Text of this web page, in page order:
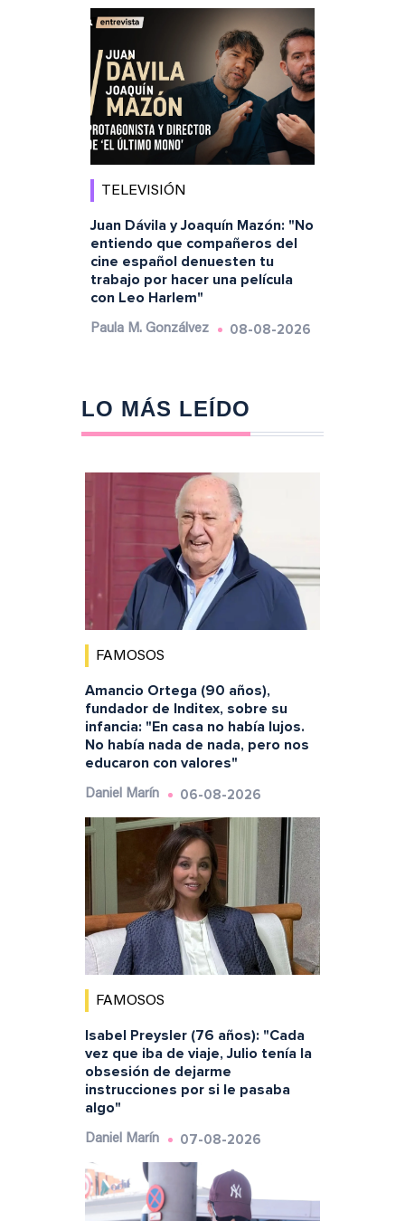
TELEVISIÓN
Juan Dávila y Joaquín Mazón: "No
entiendo que compañeros del
cine español denuesten tu
trabajo por hacer una película
con Leo Harlem"
Paula M. Gonzálvez 08-08-2026
LO MÁS LEÍDO
FAMOSOS
Amancio Ortega (90 años),
fundador de Inditex, sobre su
infancia: "En casa no había lujos.
No había nada de nada, pero nos
educaron con valores"
Daniel Marín 06-08-2026
FAMOSOS
Isabel Preysler (76 años): "Cada
vez que iba de viaje, Julio tenía la
obsesión de dejarme
instrucciones por si le pasaba
algo"
Daniel Marín 07-08-2026